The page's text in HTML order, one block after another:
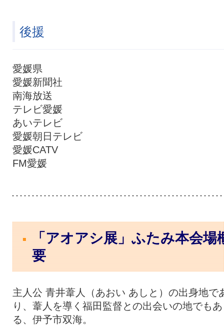
後援
愛媛県
愛媛新聞社
南海放送
テレビ愛媛
あいテレビ
愛媛朝日テレビ
愛媛CATV
FM愛媛
「アオアシ展」ふたみ本会場
要
主人公 青井葦人（あおい あしと）の出身地で
り、葦人を導く福田監督との出会いの地でもあ
る、伊予市双海。